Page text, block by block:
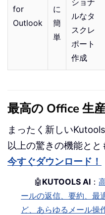
for
Outlook
に
簡
単
ルなタ
スクレ
ポート
作成
最高の Office 生
まったく新しい
以上の驚きの機能とと
今すぐダウンロード！
🤖 KUTOOLS AI ：
ールの返信、要約、最
ど、あらゆるメール操